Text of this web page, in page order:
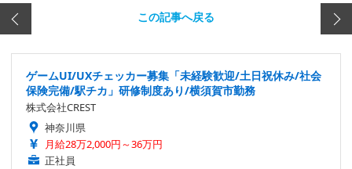
この記事へ戻る
ゲームUI/UXチェッカー募集「未経験歓迎/土日祝休み/社会
保険完備/駅チカ」研修制度あり/横須賀市勤務
株式会社CREST
神奈川県
月給28万2,000円～36万円
正社員